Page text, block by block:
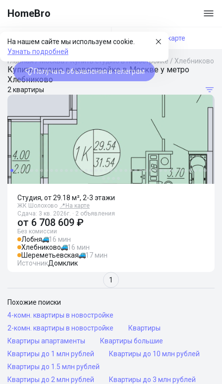
HomeBro
На нашем сайте мы используем cookie.
Узнать подробней
Получать объявления в телеграм
Фильтры На карте
Главная/Москва/Купить студию в новостройке / Хлебниково
Купить студию в новостройке в Москве у метро
Хлебниково
2 квартиры
Студия, от 29.18 м², 2-3 этажи
ЖК Шолохово 📍 На карте
Сдача: 3 кв. 2026г. · 2 объявления
от 6 708 609 ₽
Без комиссии
Лобня
16 мин
Хлебниково
16 мин
Шереметьевская
17 мин
ИсточникДомклик
1
Похожие поиски
4-комн. квартиры в новостройке
2-комн. квартиры в новостройке
Квартиры
Квартиры апартаменты
Квартиры большие
Квартиры до 1 млн рублей
Квартиры до 10 млн рублей
Квартиры до 1.5 млн рублей
Квартиры до 2 млн рублей
Квартиры до 3 млн рублей